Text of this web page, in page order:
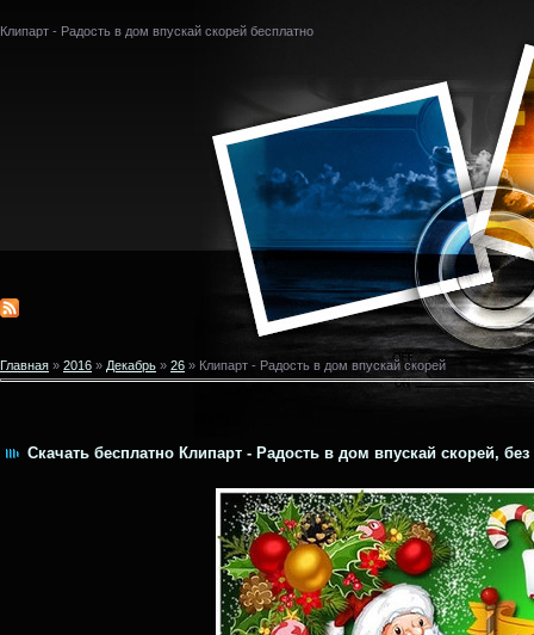
Клипарт - Радость в дом впускай скорей бесплатно
Главная » 2016 » Декабрь » 26 » Клипарт - Радость в дом впускай скорей
Скачать бесплатно Клипарт - Радость в дом впускай скорей,